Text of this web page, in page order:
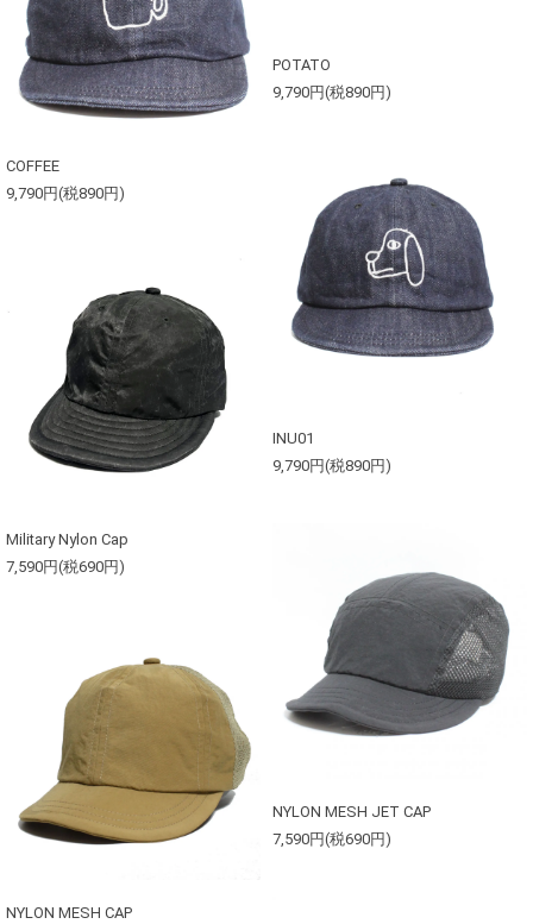
POTATO
9,790円(税890円)
COFFEE
9,790円(税890円)
INU01
9,790円(税890円)
Military Nylon Cap
7,590円(税690円)
NYLON MESH JET CAP
7,590円(税690円)
NYLON MESH CAP